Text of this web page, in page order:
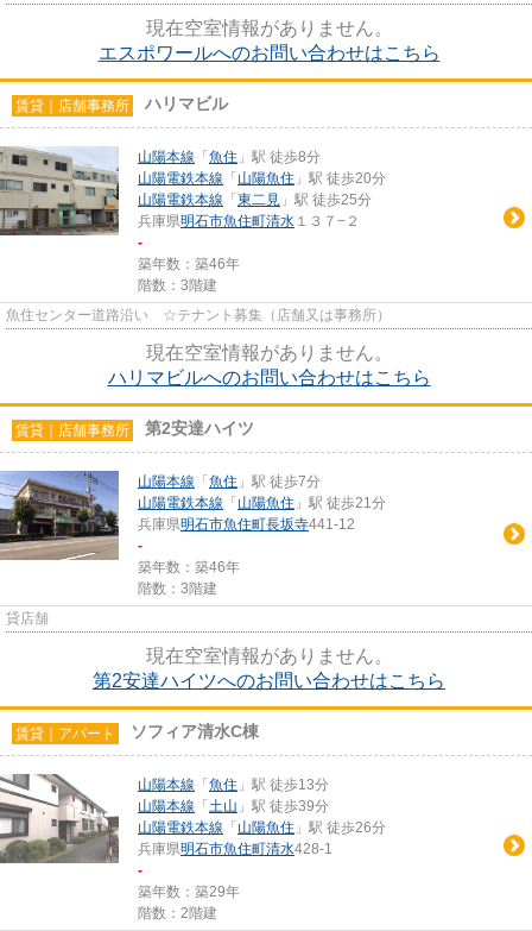
現在空室情報がありません。
エスポワールへのお問い合わせはこちら
賃貸｜店舗事務所 ハリマビル
山陽本線 「 魚住 」駅 徒歩8分
山陽電鉄本線 「 山陽魚住 」駅 徒歩20分
山陽電鉄本線 「 東二見 」駅 徒歩25分
兵庫県明石市魚住町清水 １３７−２
-
築年数：築46年
階数：3階建
魚住センター道路沿い ☆テナント募集（店舗又は事務所）
現在空室情報がありません。
ハリマビルへのお問い合わせはこちら
賃貸｜店舗事務所 第2安達ハイツ
山陽本線 「 魚住 」駅 徒歩7分
山陽電鉄本線 「 山陽魚住 」駅 徒歩21分
兵庫県明石市魚住町長坂寺441-12
-
築年数：築46年
階数：3階建
貸店舗
現在空室情報がありません。
第2安達ハイツへのお問い合わせはこちら
賃貸｜アパート ソフィア清水C棟
山陽本線 「 魚住 」駅 徒歩13分
山陽本線 「 土山 」駅 徒歩39分
山陽電鉄本線 「 山陽魚住 」駅 徒歩26分
兵庫県明石市魚住町清水428-1
-
築年数：築29年
階数：2階建